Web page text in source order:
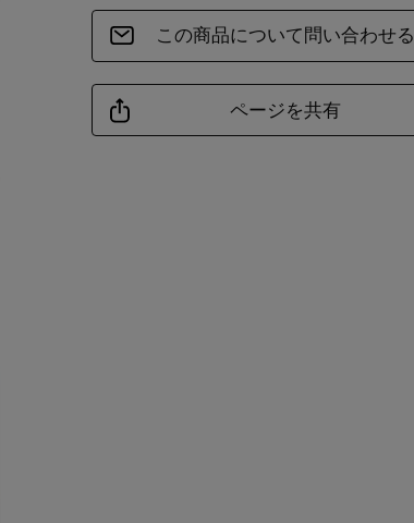
この商品について問い合わせる
ページを共有